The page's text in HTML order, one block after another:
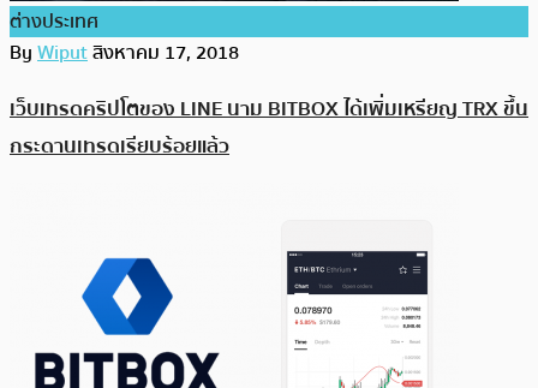
ต่างประเทศ
ByWiputสิงหาคม 17, 2018
เว็บเทรดคริปโตของ LINE นาม BITBOX ได้เพิ่มเหรียญ TRX ขึ้น
กระดานเทรดเรียบร้อยแล้ว